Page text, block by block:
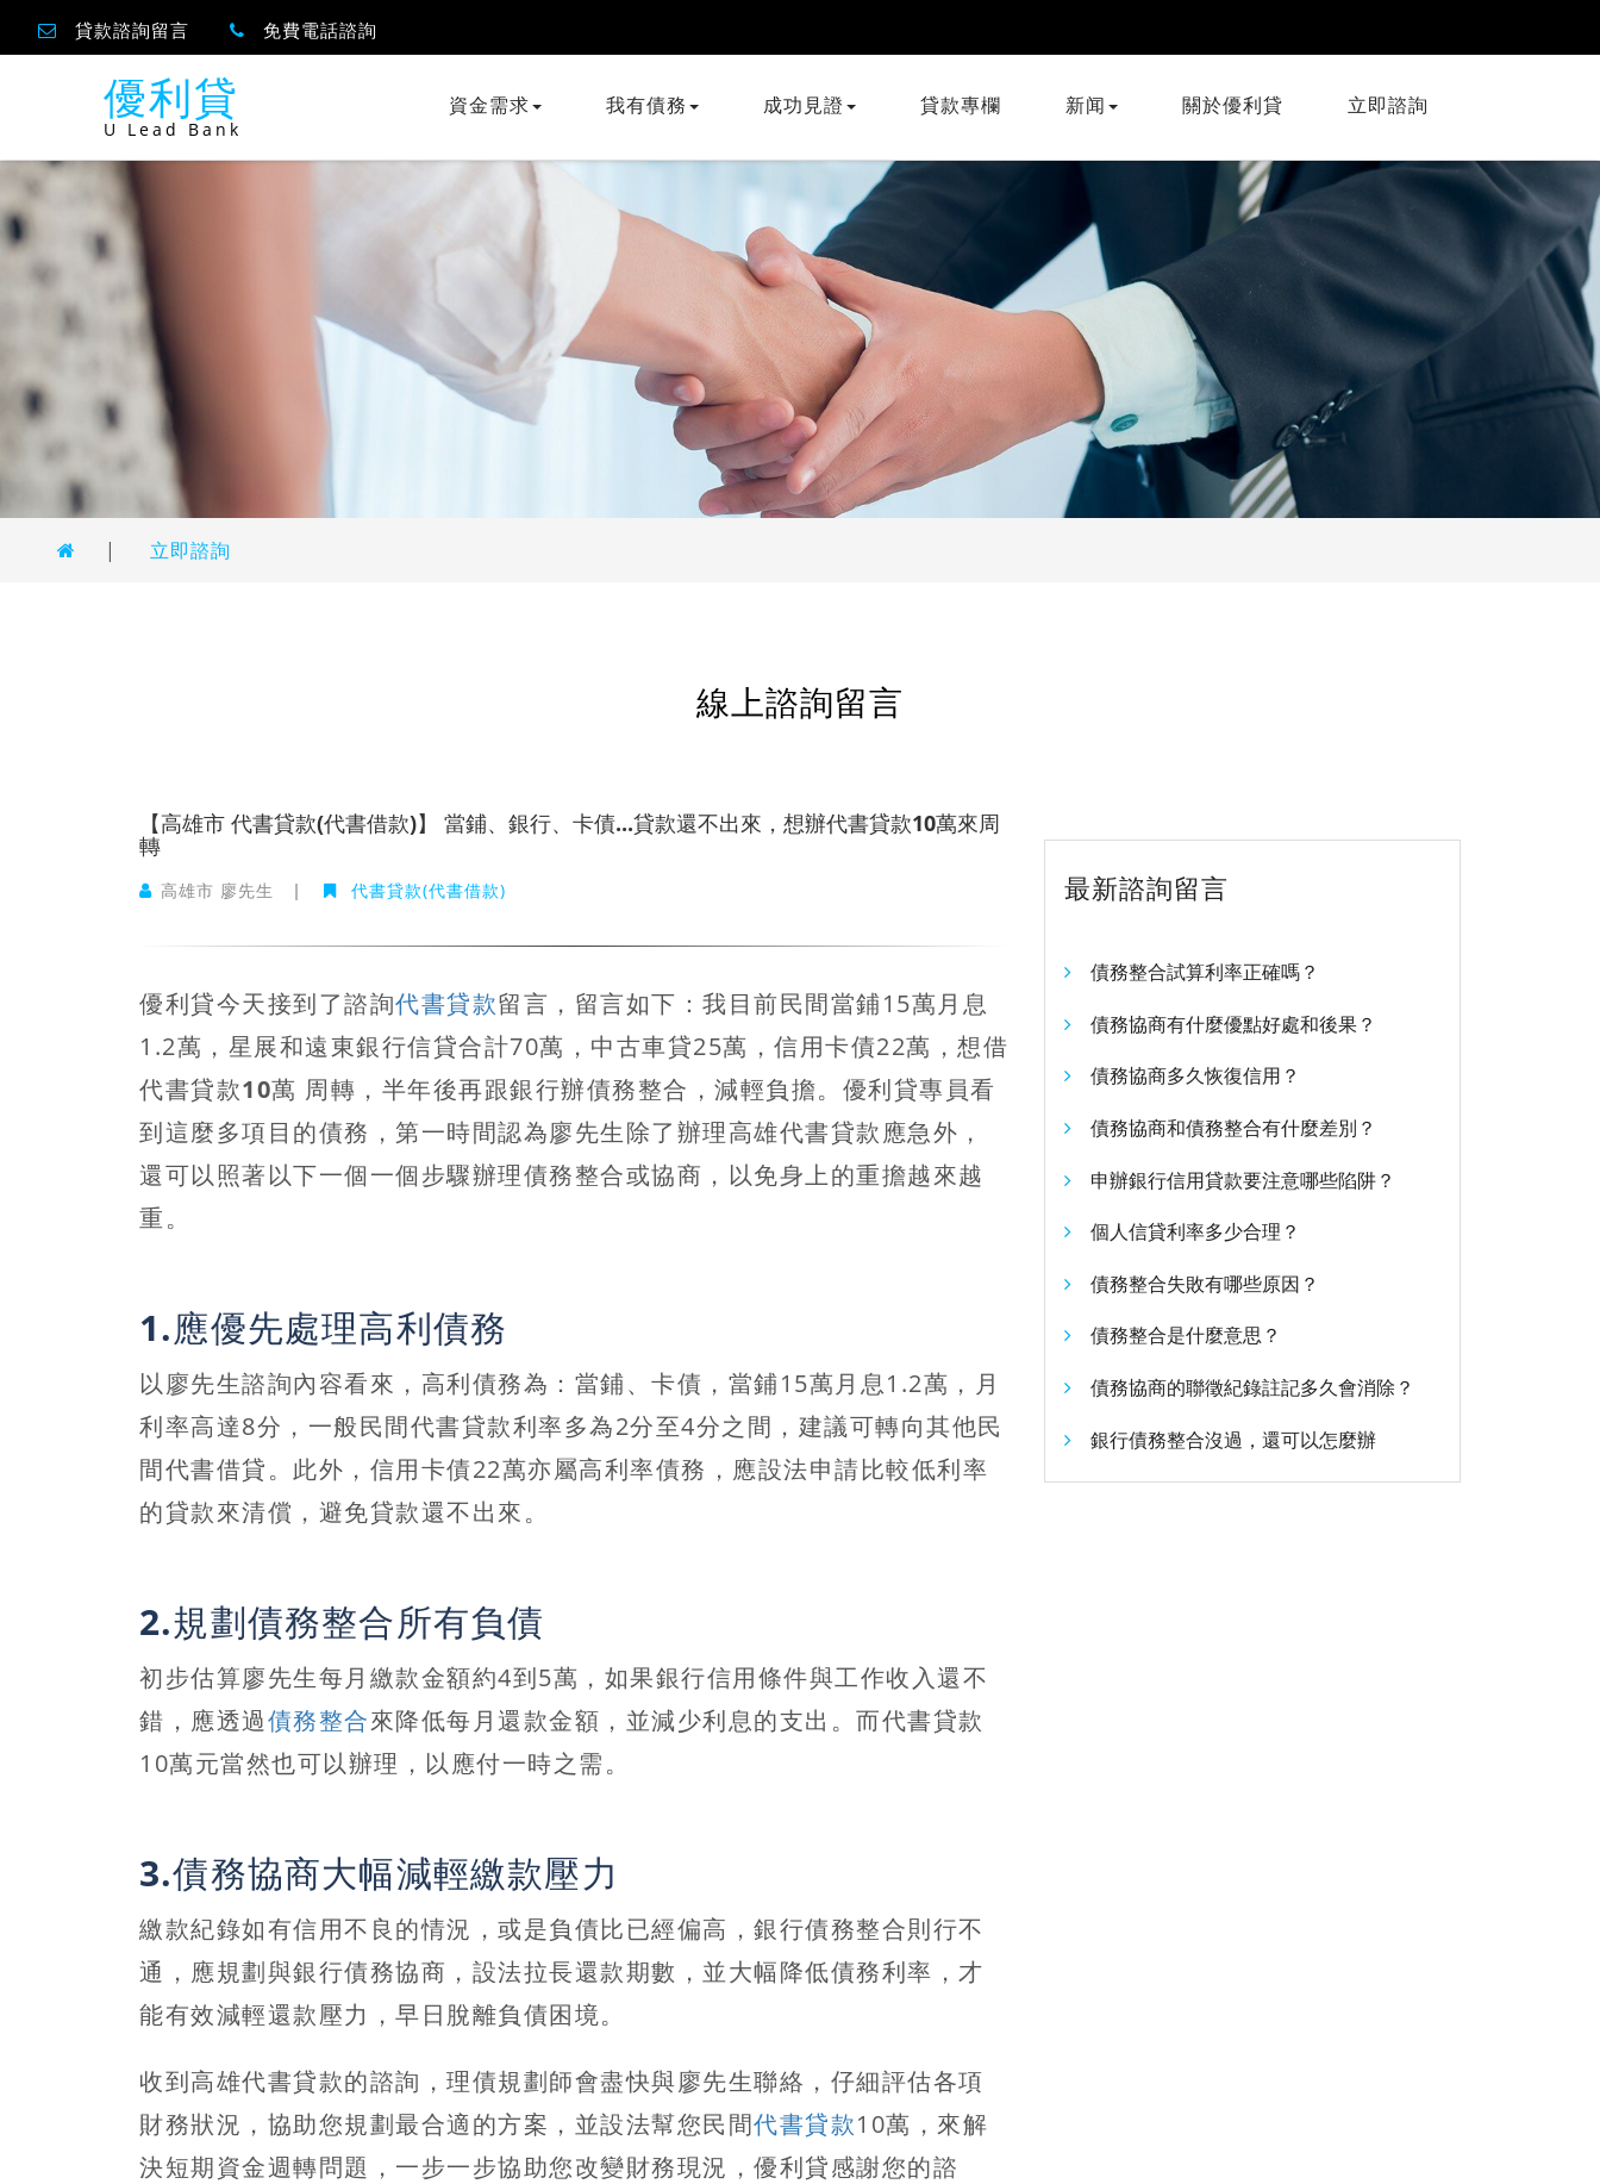
優利貸
U Lead Bank
資金需求 我有債務 成功見證 貸款專欄 新闻 關於優利貸 立即諮詢
貸款諮詢留言 免費電話諮詢
| 立即諮詢
線上諮詢留言
【高雄市 代書貸款(代書借款)】 當鋪、銀行、卡債...貸款還不出來，想辦代書貸款10萬來周
轉
高雄市 廖先生 | 代書貸款(代書借款)
優利貸今天接到了諮詢代書貸款留言，留言如下：我目前民間當鋪15萬月息
1.2萬，星展和遠東銀行信貸合計70萬，中古車貸25萬，信用卡債22萬， 想借
代書貸款10萬 周轉，半年後再跟銀行辦債務整合 ，減輕負擔。優利貸專員看
到這麼多項目的債務，第一時間認為廖先生除了辦理高雄代書貸款應急外，
還可以照著以下一個一個步驟辦理債務整合或協商 ，以免身上的重擔越來越
重。
1.應優先處理高利債務
以廖先生諮詢內容看來，高利債務為：當鋪、卡債，當鋪15萬月息1.2萬，月
利率高達8分，一般民間代書貸款利率多為2分至4分之間，建議可轉向其他民
間代書借貸。此外，信用卡債22萬亦屬高利率債務， 應設法申請比較低利率
的貸款來清償，避免貸款還不出來。
2.規劃債務整合所有負債
初步估算廖先生每月繳款金額約4到5萬，如果銀行信用條件與工作收入還不
錯，應透過債務整合來降低每月還款金額，並減少利息的支出。而代書貸款
10萬元當然也可以辦理，以應付一時之需。
3.債務協商大幅減輕繳款壓力
繳款紀錄如有信用不良的情況，或是負債比已經偏高，銀行債務整合則行不
通，應規劃與銀行債務協商，設法拉長還款期數，並大幅降低債務利率，才
能有效減輕還款壓力，早日脫離負債困境。
收到高雄代書貸款的諮詢 ，理債規劃師會盡快與廖先生聯絡，仔細評估各項
財務狀況，協助您規劃最合適的方案，並設法幫您民間代書貸款10萬，來解
決短期資金週轉問題，一步一步協助您改變財務現況，優利貸感謝您的諮
最新諮詢留言
債務整合試算利率正確嗎？
債務協商有什麼優點好處和後果？
債務協商多久恢復信用？
債務協商和債務整合有什麼差別？
申辦銀行信用貸款要注意哪些陷阱？
個人信貸利率多少合理？
債務整合失敗有哪些原因？
債務整合是什麼意思？
債務協商的聯徵紀錄註記多久會消除？
銀行債務整合沒過，還可以怎麼辦